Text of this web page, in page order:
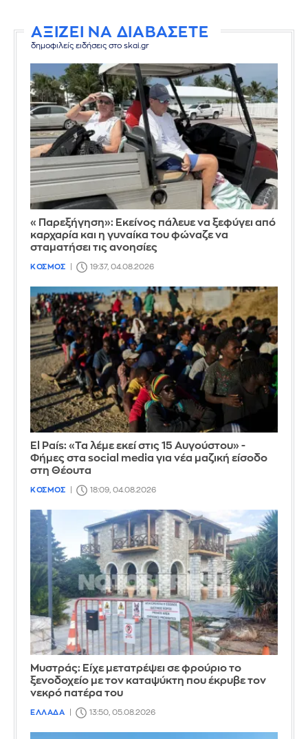
ΑΞΙΖΕΙ ΝΑ ΔΙΑΒΑΣΕΤΕ
δημοφιλείς ειδήσεις στο skai.gr
«Παρεξήγηση»: Εκείνος πάλευε να ξεφύγει από
καρχαρία και η γυναίκα του φώναζε να
σταματήσει τις ανοησίες
ΚΟΣΜΟΣ 19:37, 04.08.2026
El País: «Τα λέμε εκεί στις 15 Αυγούστου» -
Φήμες στα social media για νέα μαζική είσοδο
στη Θέουτα
ΚΟΣΜΟΣ 18:09, 04.08.2026
Mυστράς: Είχε μετατρέψει σε φρούριο το
ξενοδοχείο με τον καταψύκτη που έκρυβε τον
νεκρό πατέρα του
ΕΛΛΑΔΑ 13:50, 05.08.2026